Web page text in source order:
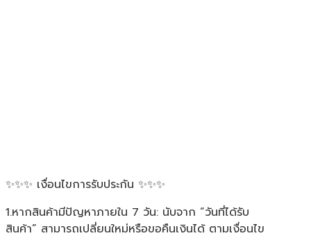
✨✨✨ เงื่อนไขการรับประกัน ✨✨✨
1.หากสินค้ามีปัญหาภายใน 7 วัน: นับจาก “วันที่ได้รับ
สินค้า” สามารถเปลี่ยนใหม่หรือขอคืนเงินได้ ตามเงื่อนไข